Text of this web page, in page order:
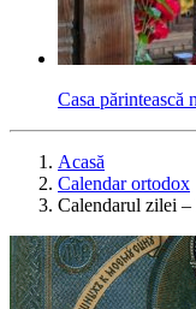
Casa părintească
Acasă
Calendar ortodox
Calendarul zilei